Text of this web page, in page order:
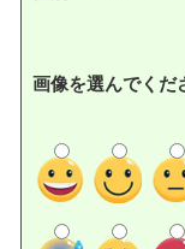
画像を選んでくだ